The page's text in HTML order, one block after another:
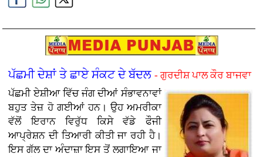
ਪੱਛਮੀ ਦੇਸ਼ਾਂ ਤੇ ਛਾਏ ਸੰਕਟ ਦੇ ਬੱਦਲ- ਗੁਰਦੀਸ਼ ਪਾਲ ਕੌਰ ਬਾਜਵਾ
ਪੱਛਮੀ ਏਸ਼ੀਆ ਵਿੱਚ ਜੰਗ ਦੀਆਂ ਸੰਭਾਵਨਾਵਾਂ
ਬਹੁਤ ਤੇਜ਼ ਹੋ ਗਈਆਂ ਹਨ। ਉਹ ਅਮਰੀਕਾ
ਵੱਲੋਂ ਇਰਾਨ ਵਿਰੁੱਧ ਕਿਸੇ ਵੱਡੇ ਫੌਜੀ
ਆਪ੍ਰੇਸ਼ਨ ਦੀ ਤਿਆਰੀ ਕੀਤੀ ਜਾ ਰਹੀ ਹੈ।
ਇਸ ਗੱਲ ਦਾ ਅੰਦਾਜ਼ਾ ਇਸ ਤੋਂ ਲਗਾਇਆ ਜਾ